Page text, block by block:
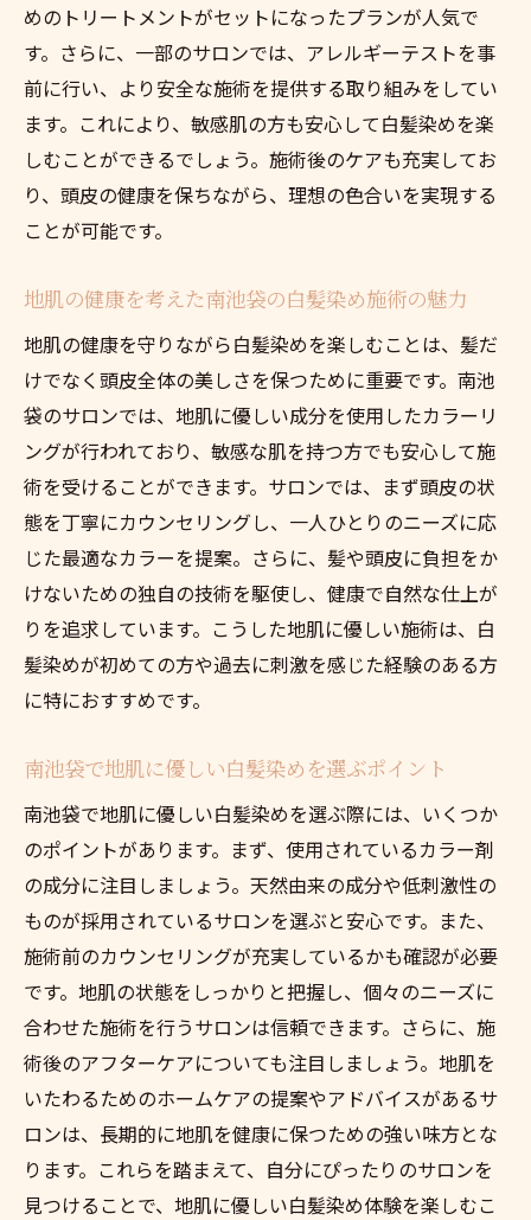
プロの技術で地肌に優しい白髪染めを南池
袋で体験
南池袋で見つける地肌に優しい最新の白髪染め
技術
南池袋のサロンが導入する最新白髪染め技
術
染めサロン
髪染め
最新技術で地肌を守る南池袋の白髪染めサ
ロン
地肌に優しい白髪染めの最新トレンド in 南
池袋
南池袋で最先端の地肌に優しい白髪染めを
試す
白髪染めで地肌も髪も美しく南池袋の人気サロ
ン探訪
地肌に優しく髪も美しくする南池袋のサロ
南池袋で評判の地肌に優しい白髪染めサロ
ン紹介
地肌も髪も美しく保つ南池袋の白髪染めス
ポット
南池袋の人気サロンで地肌に優しい白髪染
めを体験
髪と地肌の健康を考えた南池袋の白髪染め
サロン
南池袋で地肌に優しい白髪染めを受けるな
らここ
地肌に優しい白髪染めを叶える南池袋の特別な
サロン
めのトリートメントがセットになったプランが人気で
す。さらに、一部のサロンでは、アレルギーテストを事
前に行い、より安全な施術を提供する取り組みをしてい
ます。これにより、敏感肌の方も安心して白髪染めを楽
しむことができるでしょう。施術後のケアも充実してお
り、頭皮の健康を保ちながら、理想の色合いを実現する
ことが可能です。
地肌の健康を考えた南池袋の白髪染め施術の魅力
地肌の健康を守りながら白髪染めを楽しむことは、髪だ
けでなく頭皮全体の美しさを保つために重要です。南池
袋のサロンでは、地肌に優しい成分を使用したカラーリ
ングが行われており、敏感な肌を持つ方でも安心して施
術を受けることができます。サロンでは、まず頭皮の状
態を丁寧にカウンセリングし、一人ひとりのニーズに応
じた最適なカラーを提案。さらに、髪や頭皮に負担をか
けないための独自の技術を駆使し、健康で自然な仕上が
りを追求しています。こうした地肌に優しい施術は、白
髪染めが初めての方や過去に刺激を感じた経験のある方
に特におすすめです。
南池袋で地肌に優しい白髪染めを選ぶポイント
南池袋で地肌に優しい白髪染めを選ぶ際には、いくつか
のポイントがあります。まず、使用されているカラー剤
の成分に注目しましょう。天然由来の成分や低刺激性の
ものが採用されているサロンを選ぶと安心です。また、
施術前のカウンセリングが充実しているかも確認が必要
です。地肌の状態をしっかりと把握し、個々のニーズに
合わせた施術を行うサロンは信頼できます。さらに、施
術後のアフターケアについても注目しましょう。地肌を
いたわるためのホームケアの提案やアドバイスがあるサ
ロンは、長期的に地肌を健康に保つための強い味方とな
ります。これらを踏まえて、自分にぴったりのサロンを
見つけることで、地肌に優しい白髪染め体験を楽しむこ